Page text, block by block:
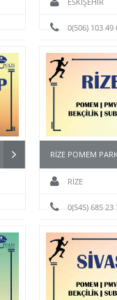
0(506) 103 49
RİZE
0(545) 685 23